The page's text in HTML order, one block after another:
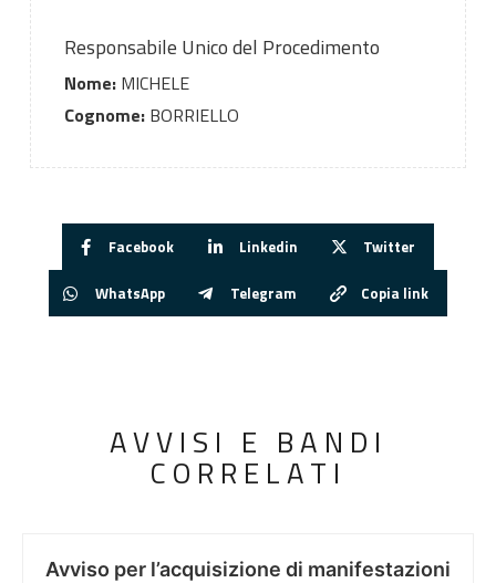
Responsabile Unico del Procedimento
Nome:MICHELE
Cognome:BORRIELLO
Facebook Linkedin Twitter
WhatsApp Telegram Copia link
AVVISI E BANDI
CORRELATI
Avviso per l’acquisizione di manifestazioni